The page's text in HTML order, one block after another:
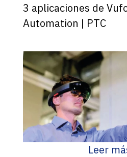
3 aplicaciones de
Automation | PTC
Leer